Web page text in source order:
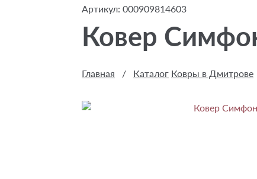
Артикул: 000909814603
Ковер
Главная / Каталог Ковры в Дмитрове